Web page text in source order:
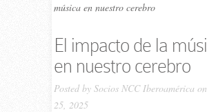
música en nuestro cerebro
El impacto de la
en nuestro cerebro
Posted by Socios NCC Iberoamérica
25, 2025